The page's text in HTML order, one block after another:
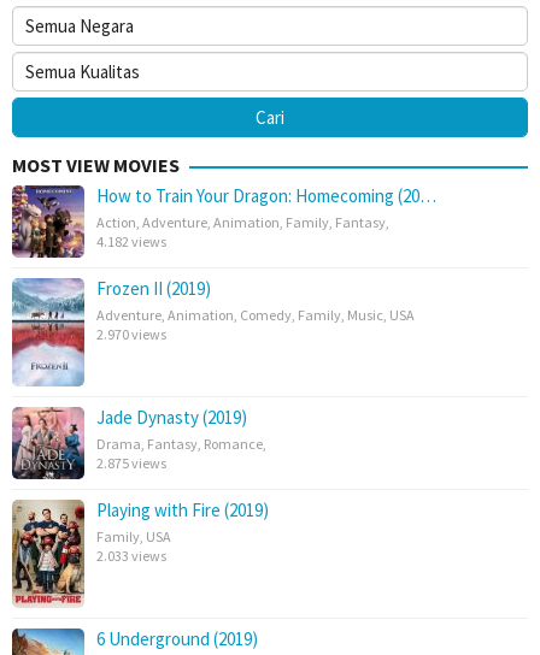
MOST VIEW MOVIES
How to Train Your Dragon: Homecoming (20…
Action, Adventure, Animation, Family, Fantasy,
4.182 views
Frozen II (2019)
Adventure, Animation, Comedy, Family, Music, USA
2.970 views
Jade Dynasty (2019)
Drama, Fantasy, Romance,
2.875 views
Playing with Fire (2019)
Family, USA
2.033 views
6 Underground (2019)